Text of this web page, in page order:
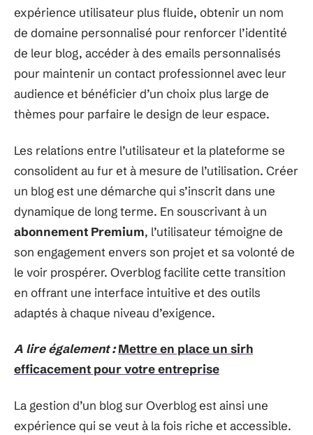
expérience utilisateur plus fluide, obtenir un nom
de domaine personnalisé pour renforcer l’identité
de leur blog, accéder à des emails personnalisés
pour maintenir un contact professionnel avec leur
audience et bénéficier d’un choix plus large de
thèmes pour parfaire le design de leur espace.
Les relations entre l’utilisateur et la plateforme se
consolident au fur et à mesure de l’utilisation. Créer
un blog est une démarche qui s’inscrit dans une
dynamique de long terme. En souscrivant à un
abonnement Premium, l’utilisateur témoigne de
son engagement envers son projet et sa volonté de
le voir prospérer. Overblog facilite cette transition
en offrant une interface intuitive et des outils
adaptés à chaque niveau d’exigence.
A lire également : Mettre en place un sirh
efficacement pour votre entreprise
La gestion d’un blog sur Overblog est ainsi une
expérience qui se veut à la fois riche et accessible.